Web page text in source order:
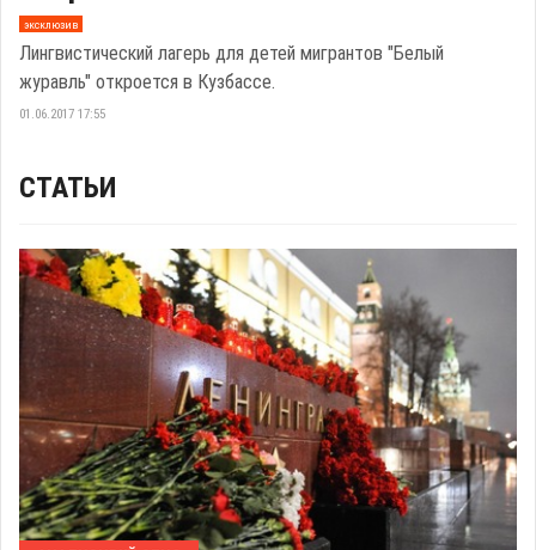
эксклюзив
Лингвистический лагерь для детей мигрантов "Белый
журавль" откроется в Кузбассе.
01.06.2017 17:55
СТАТЬИ